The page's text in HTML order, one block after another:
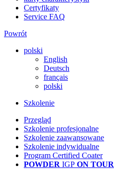
Certyfikaty
Service FAQ
Powrót
polski
English
Deutsch
français
polski
Szkolenie
Przegląd
Szkolenie profesjonalne
Szkolenie zaawansowane
Szkolenie indywidualne
Program Certified Coater
POWDER IGP ON TOUR